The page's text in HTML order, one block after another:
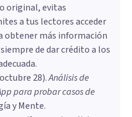
original, evitas
a tus lectores acceder
obtener más información
de dar crédito a los
28).Análisis de
para probar casos de
y Mente.